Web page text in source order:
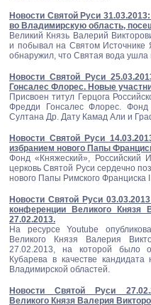
Новости Святой Руси
во Владимирскую область,
Великий Князь Валерий
и побывал на Святом Источнике
обнаружил, что Святая вода ушла
Новости Святой Руси
Гонсалес Флорес. Новые
Присвоен титул Герцога
Фредди Гонсалес Флорес.
Султана Др. Дату Камад Али и
Новости Святой Руси
избранием нового Папы
Фонд «Княжеский», Российский
церковь Святой Руси сердечно
нового Папы Римского Франциска
Новости Святой Руси
конференции Великого Князя
27.02.2013.
На ресурсе Youtube
Великого Князя Валерия
27.02.2013, на которой было
Кубарева в качестве
Владимирской областей.
Новости Святой Руси
Великого Князя Валерия